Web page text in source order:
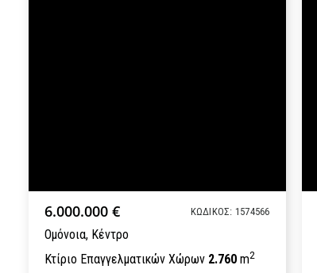
6.000.000 € ΚΩΔΙΚΟΣ: 1574566
Ομόνοια, Κέντρο
Κτίριο Επαγγελματικών Χώρων 2.760 m2